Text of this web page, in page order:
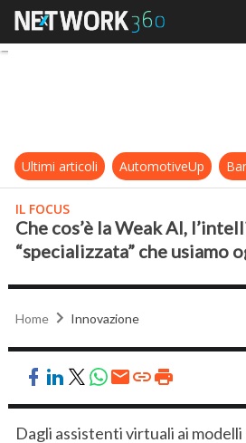
Che cos’è
Ultimi articoli AutomotiveUp
IL FOCUS
Che cos’è la Weak AI,
“specializzata” che usiamo
Home Innovazione
Dagli assistenti virtuali ai